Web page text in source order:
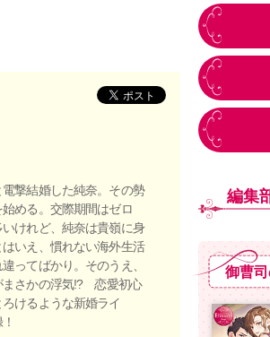
撃結婚した純奈。その勢
める。交際期間はゼロ
けれど、純奈は貴嶺に身
いえ、慣れない海外生活
ってばかり。そのうえ、
まさかの浮気!? 恋愛初心
けるような新婚ライ
編集
御曹